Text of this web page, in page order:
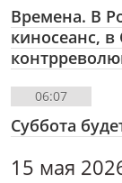
Времена. В
киносеанс, в
06:07
Суббота
15 мая